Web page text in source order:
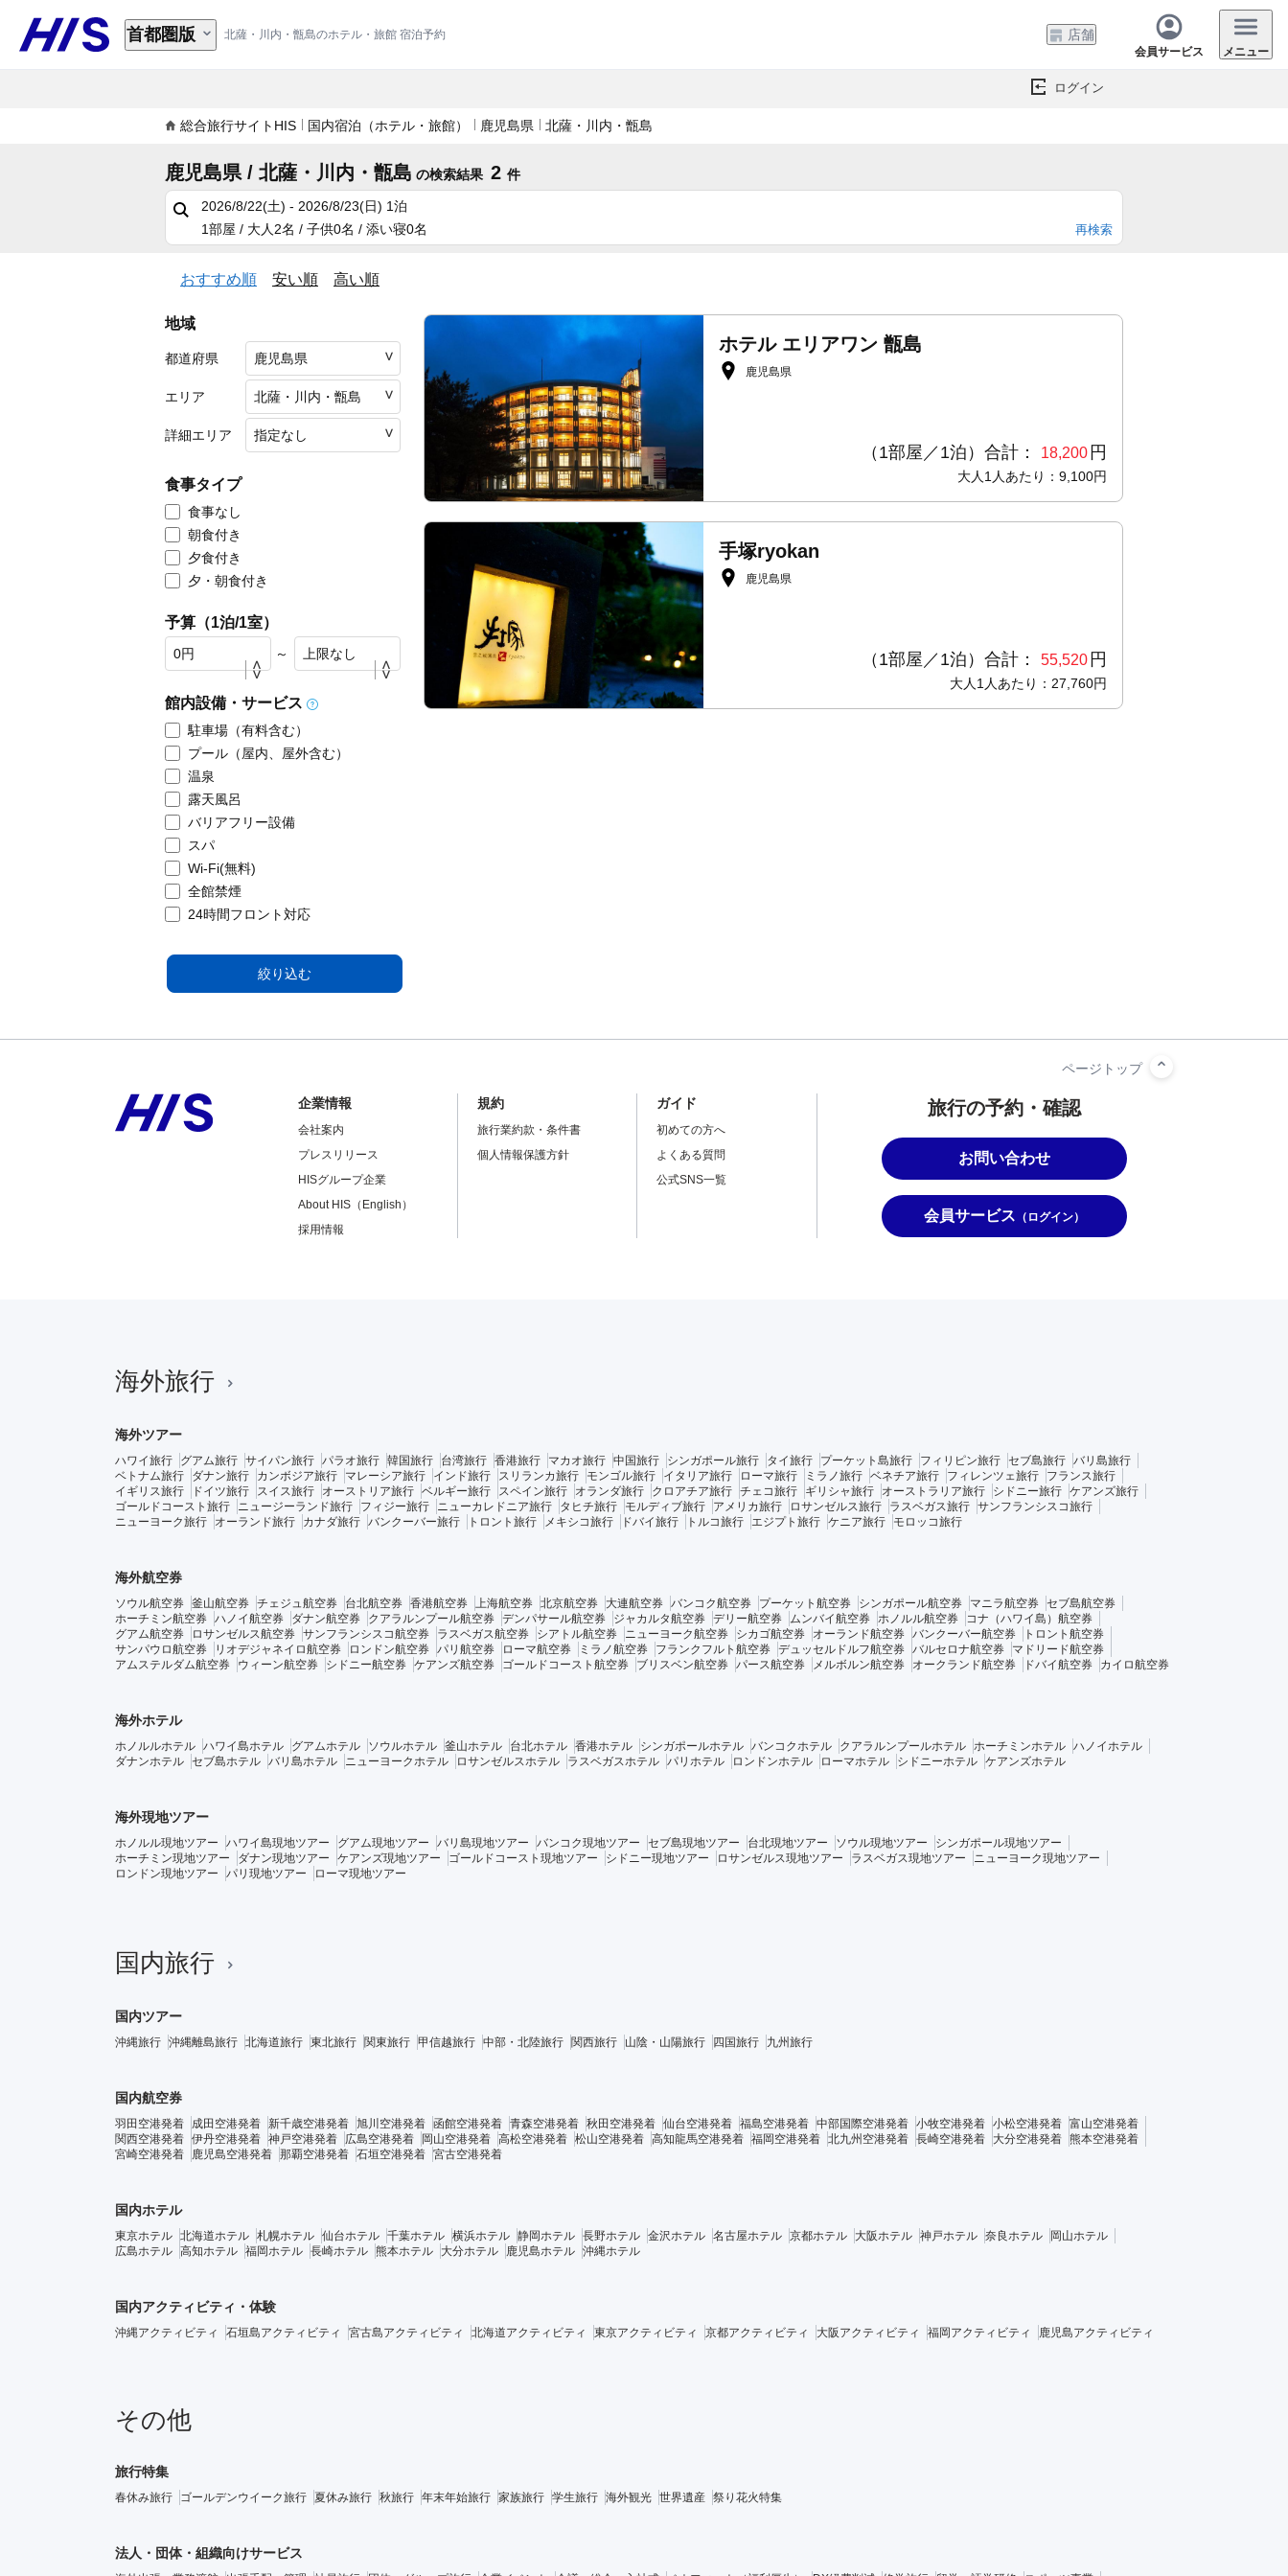
北薩・川内・甑島のホテル・旅館 宿泊予約
首都圏版 店舗
会員サービス メニュー
ログイン
総合旅行サイトHIS 国内宿泊（ホテル・旅館） 鹿児島県 北薩・川内・甑島
鹿児島県 / 北薩・川内・甑島 の検索結果 2 件
2026/8/22(土) - 2026/8/23(日) 1泊
1部屋 / 大人2名 / 子供0名 / 添い寝0名
再検索
おすすめ順 安い順 高い順
地域
都道府県
エリア
詳細エリア
食事タイプ
食事なし
朝食付き
夕食付き
夕・朝食付き
予算（1泊/1室）
～
館内設備・サービス
駐車場（有料含む）
プール（屋内、屋外含む）
温泉
露天風呂
バリアフリー設備
スパ
Wi-Fi(無料)
全館禁煙
24時間フロント対応
絞り込む
ホテル エリアワン 甑島
鹿児島県
（1部屋／1泊）合計： 18,200 円
大人1人あたり：9,100円
手塚ryokan
鹿児島県
（1部屋／1泊）合計： 55,520 円
大人1人あたり：27,760円
旅行の予約・確認
お問い合わせ
会員サービス （ログイン）
企業情報
会社案内
プレスリリース
HISグループ企業
About HIS（English）
採用情報
規約
旅行業約款・条件書
個人情報保護方針
ガイド
初めての方へ
よくある質問
公式SNS一覧
海外旅行
海外ツアー
ハワイ旅行 グアム旅行 サイパン旅行 パラオ旅行 韓国旅行 台湾旅行 香港旅行 マカオ旅行 中国旅行 シンガポール旅行 タイ旅行 プーケット島旅行 フィリピン旅行 セブ島旅行 バリ島旅行
ベトナム旅行
ダナン旅行 カンボジア旅行 マレーシア旅行 インド旅行 スリランカ旅行 モンゴル旅行 イタリア旅行 ローマ旅行 ミラノ旅行 ベネチア旅行 フィレンツェ旅行
フランス旅行
イギリス旅行
ドイツ旅行 スイス旅行 オーストリア旅行 ベルギー旅行 スペイン旅行 オランダ旅行 クロアチア旅行 チェコ旅行 ギリシャ旅行 オーストラリア旅行 シドニー旅行 ケアンズ旅行
ゴールドコースト旅行
ニュージーランド旅行 フィジー旅行 ニューカレドニア旅行 タヒチ旅行 モルディブ旅行 アメリカ旅行 ロサンゼルス旅行 ラスベガス旅行 サンフランシスコ旅行
ニューヨーク旅行
オーランド旅行 カナダ旅行 バンクーバー旅行 トロント旅行 メキシコ旅行 ドバイ旅行 トルコ旅行 エジプト旅行 ケニア旅行 モロッコ旅行
海外航空券
ソウル航空券 釜山航空券 チェジュ航空券 台北航空券 香港航空券 上海航空券 北京航空券 大連航空券 バンコク航空券 プーケット航空券 シンガポール航空券 マニラ航空券 セブ島航空券
ホーチミン航空券 ハノイ航空券 ダナン航空券 クアラルンプール航空券 デンパサール航空券 ジャカルタ航空券 デリー航空券 ムンバイ航空券 ホノルル航空券
コナ（ハワイ島）航空券
グアム航空券
ロサンゼルス航空券 サンフランシスコ航空券 ラスベガス航空券 シアトル航空券 ニューヨーク航空券 シカゴ航空券 オーランド航空券 バンクーバー航空券
トロント航空券
サンパウロ航空券
リオデジャネイロ航空券 ロンドン航空券 パリ航空券 ローマ航空券 ミラノ航空券 フランクフルト航空券 デュッセルドルフ航空券 バルセロナ航空券
マドリード航空券
アムステルダム航空券
ウィーン航空券 シドニー航空券 ケアンズ航空券 ゴールドコースト航空券 ブリスベン航空券 パース航空券 メルボルン航空券 オークランド航空券 ドバイ航空券 カイロ航空券
海外ホテル
ホノルルホテル ハワイ島ホテル グアムホテル ソウルホテル 釜山ホテル 台北ホテル 香港ホテル シンガポールホテル バンコクホテル クアラルンプールホテル ホーチミンホテル ハノイホテル
ダナンホテル セブ島ホテル バリ島ホテル ニューヨークホテル ロサンゼルスホテル ラスベガスホテル パリホテル ロンドンホテル ローマホテル シドニーホテル ケアンズホテル
海外現地ツアー
ホノルル現地ツアー ハワイ島現地ツアー グアム現地ツアー バリ島現地ツアー バンコク現地ツアー セブ島現地ツアー 台北現地ツアー ソウル現地ツアー
シンガポール現地ツアー
ホーチミン現地ツアー
ダナン現地ツアー ケアンズ現地ツアー ゴールドコースト現地ツアー シドニー現地ツアー ロサンゼルス現地ツアー ラスベガス現地ツアー
ニューヨーク現地ツアー
ロンドン現地ツアー
パリ現地ツアー ローマ現地ツアー
国内旅行
国内ツアー
沖縄旅行 沖縄離島旅行 北海道旅行 東北旅行 関東旅行 甲信越旅行 中部・北陸旅行 関西旅行 山陰・山陽旅行 四国旅行 九州旅行
国内航空券
羽田空港発着 成田空港発着 新千歳空港発着 旭川空港発着 函館空港発着 青森空港発着 秋田空港発着 仙台空港発着 福島空港発着 中部国際空港発着 小牧空港発着 小松空港発着 富山空港発着
関西空港発着 伊丹空港発着 神戸空港発着 広島空港発着 岡山空港発着 高松空港発着 松山空港発着 高知龍馬空港発着 福岡空港発着 北九州空港発着 長崎空港発着 大分空港発着 熊本空港発着
宮崎空港発着
鹿児島空港発着 那覇空港発着 石垣空港発着 宮古空港発着
国内ホテル
東京ホテル 北海道ホテル 札幌ホテル 仙台ホテル 千葉ホテル 横浜ホテル 静岡ホテル 長野ホテル 金沢ホテル 名古屋ホテル 京都ホテル 大阪ホテル 神戸ホテル 奈良ホテル
岡山ホテル
広島ホテル 高知ホテル 福岡ホテル 長崎ホテル 熊本ホテル 大分ホテル 鹿児島ホテル 沖縄ホテル
国内アクティビティ・体験
沖縄アクティビティ 石垣島アクティビティ 宮古島アクティビティ 北海道アクティビティ 東京アクティビティ 京都アクティビティ 大阪アクティビティ 福岡アクティビティ 鹿児島アクティビティ
その他
旅行特集
春休み旅行 ゴールデンウイーク旅行 夏休み旅行 秋旅行 年末年始旅行 家族旅行 学生旅行 海外観光 世界遺産 祭り花火特集
法人・団体・組織向けサービス